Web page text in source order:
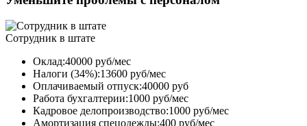
Сотрудник в штате
Оклад:40000 руб/мес
Налоги (34%):13600 руб/мес
Оплачиваемый отпуск:40000 руб
Работа бухгалтерии:1000 руб/мес
Кадровое делопроизводство:1000 руб/мес
Амортизация спецодежды:400 руб/мес